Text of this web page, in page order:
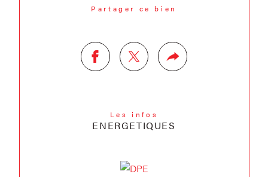
Partager ce bien
Les infos
ENERGETIQUES